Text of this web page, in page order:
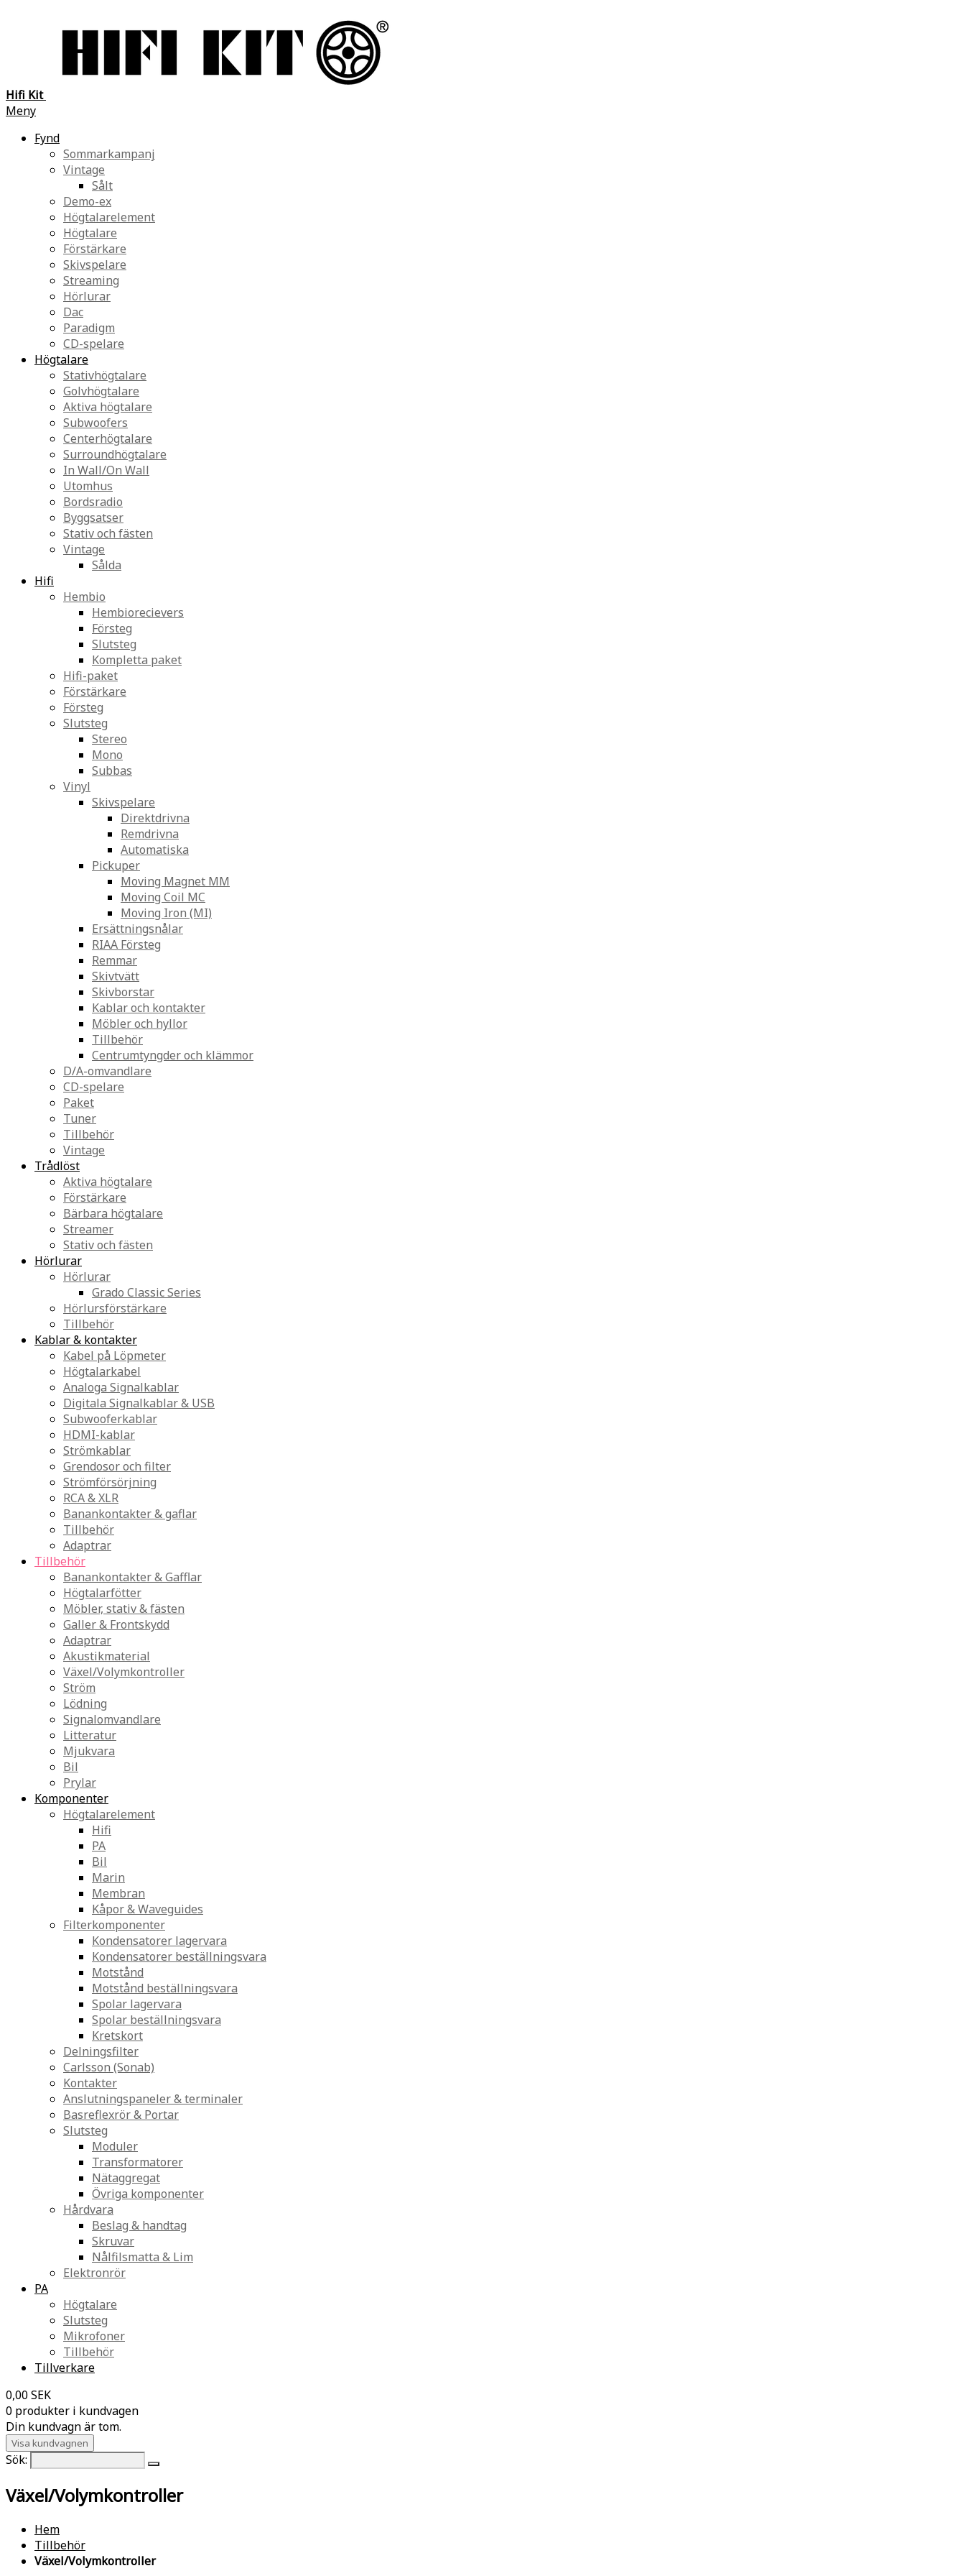
Hifi Kit
Meny
Fynd
Sommarkampanj
Vintage
Sålt
Demo-ex
Högtalarelement
Högtalare
Förstärkare
Skivspelare
Streaming
Hörlurar
Dac
Paradigm
CD-spelare
Högtalare
Stativhögtalare
Golvhögtalare
Aktiva högtalare
Subwoofers
Centerhögtalare
Surroundhögtalare
In Wall/On Wall
Utomhus
Bordsradio
Byggsatser
Stativ och fästen
Vintage
Sålda
Hifi
Hembio
Hembiorecievers
Försteg
Slutsteg
Kompletta paket
Hifi-paket
Förstärkare
Försteg
Slutsteg
Stereo
Mono
Subbas
Vinyl
Skivspelare
Direktdrivna
Remdrivna
Automatiska
Pickuper
Moving Magnet MM
Moving Coil MC
Moving Iron (MI)
Ersättningsnålar
RIAA Försteg
Remmar
Skivtvätt
Skivborstar
Kablar och kontakter
Möbler och hyllor
Tillbehör
Centrumtyngder och klämmor
D/A-omvandlare
CD-spelare
Paket
Tuner
Tillbehör
Vintage
Trådlöst
Aktiva högtalare
Förstärkare
Bärbara högtalare
Streamer
Stativ och fästen
Hörlurar
Hörlurar
Grado Classic Series
Hörlursförstärkare
Tillbehör
Kablar & kontakter
Kabel på Löpmeter
Högtalarkabel
Analoga Signalkablar
Digitala Signalkablar & USB
Subwooferkablar
HDMI-kablar
Strömkablar
Grendosor och filter
Strömförsörjning
RCA & XLR
Banankontakter & gaflar
Tillbehör
Adaptrar
Tillbehör
Banankontakter & Gafflar
Högtalarfötter
Möbler, stativ & fästen
Galler & Frontskydd
Adaptrar
Akustikmaterial
Växel/Volymkontroller
Ström
Lödning
Signalomvandlare
Litteratur
Mjukvara
Bil
Prylar
Komponenter
Högtalarelement
Hifi
PA
Bil
Marin
Membran
Kåpor & Waveguides
Filterkomponenter
Kondensatorer lagervara
Kondensatorer beställningsvara
Motstånd
Motstånd beställningsvara
Spolar lagervara
Spolar beställningsvara
Kretskort
Delningsfilter
Carlsson (Sonab)
Kontakter
Anslutningspaneler & terminaler
Basreflexrör & Portar
Slutsteg
Moduler
Transformatorer
Nätaggregat
Övriga komponenter
Hårdvara
Beslag & handtag
Skruvar
Nålfilsmatta & Lim
Elektronrör
PA
Högtalare
Slutsteg
Mikrofoner
Tillbehör
Tillverkare
0,00 SEK
0 produkter i kundvagen
Din kundvagn är tom.
Visa kundvagnen
Sök:
Växel/Volymkontroller
Hem
Tillbehör
Växel/Volymkontroller